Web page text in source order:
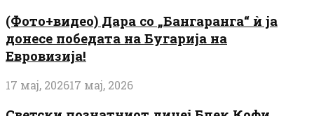
(Фото+видео) Дара со „Бангаранга“ ѝ ја
донесе победата на Бугарија на
Евровизија!
17 мај, 202617 мај, 2026